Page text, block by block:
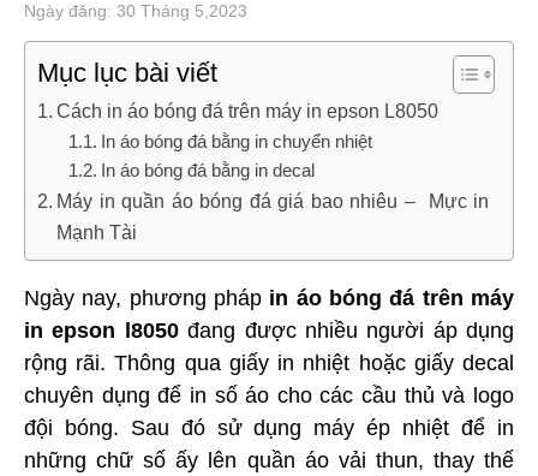
Ngày đăng: 30 Tháng 5,2023
Mục lục bài viết
Cách in áo bóng đá trên máy in epson L8050
In áo bóng đá bằng in chuyển nhiệt
In áo bóng đá bằng in decal
Máy in quần áo bóng đá giá bao nhiêu – Mực in
Mạnh Tài
Ngày nay, phương pháp in áo bóng đá trên máy
in epson l8050đang được nhiều người áp dụng
rộng rãi. Thông qua giấy in nhiệt hoặc giấy decal
chuyên dụng để in số áo cho các cầu thủ và logo
đội bóng. Sau đó sử dụng máy ép nhiệt để in
những chữ số ấy lên quần áo vải thun, thay thế